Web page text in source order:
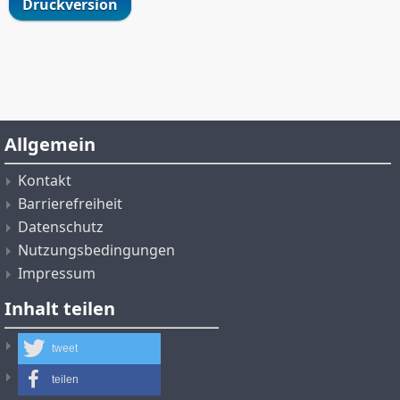
Druckversion
Allgemein
Kontakt
Barrierefreiheit
Datenschutz
Nutzungsbedingungen
Impressum
Inhalt teilen
tweet
teilen